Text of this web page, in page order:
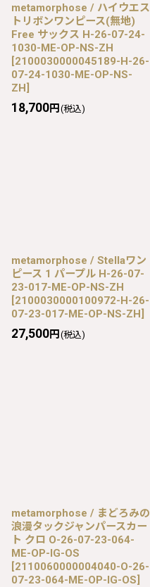
metamorphose / ハイウエス
トリボンワンピース(無地)
Free サックス H-26-07-24-
1030-ME-OP-NS-ZH
[2100030000045189-H-26-
07-24-1030-ME-OP-NS-
ZH]
18,700円 (税込)
metamorphose / Stellaワン
ピース 1 パープル H-26-07-
23-017-ME-OP-NS-ZH
[2100030000100972-H-26-
07-23-017-ME-OP-NS-ZH]
27,500円 (税込)
metamorphose / まどろみの
浪漫タックジャンパースカー
ト クロ O-26-07-23-064-
ME-OP-IG-OS
[2110060000004040-O-26-
07-23-064-ME-OP-IG-OS]